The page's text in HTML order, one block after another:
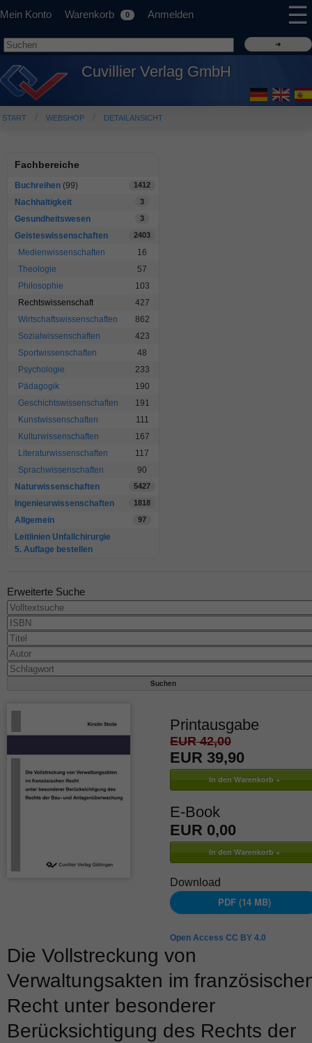
Mein Konto Warenkorb 0 Anmelden ☰
Cuvillier Verlag GmbH
START WEBSHOP DETAILANSICHT
Fachbereiche
Buchreihen (99) 1412
Nachhaltigkeit 3
Gesundheitswesen 3
Geisteswissenschaften 2403
Medienwissenschaften
16
Theologie
57
Philosophie
103
Rechtswissenschaft
427
Wirtschaftswissenschaften
862
Sozialwissenschaften
423
Sportwissenschaften
48
Psychologie
233
Pädagogik
190
Geschichtswissenschaften
191
Kunstwissenschaften
111
Kulturwissenschaften
167
Literaturwissenschaften
117
Sprachwissenschaften
90
Naturwissenschaften
5427
Ingenieurwissenschaften 1818
Allgemein 97
Leitlinien Unfallchirurgie
5. Auflage bestellen
Erweiterte Suche
Printausgabe
EUR 42,00
EUR 39,90
E-Book
EUR 0,00
Download
PDF (14 MB)
Open Access CC BY 4.0
Die Vollstreckung von
Verwaltungsakten im
Recht unter besonderer
Berücksichtigung des Rechts der